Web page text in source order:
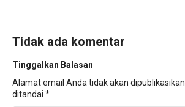
Tidak ada komentar
Tinggalkan Balasan
Alamat email Anda tidak akan dipublikasikan.
ditandai *